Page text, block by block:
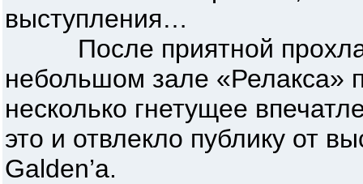
выступления…
После приятной
небольшом зале «Релакса»
несколько гнетущее
это и отвлекло публику от
Galden’a.